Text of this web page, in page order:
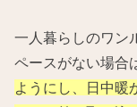
一人暮らしのワン
ペースがない場合
ようにし、日中暖